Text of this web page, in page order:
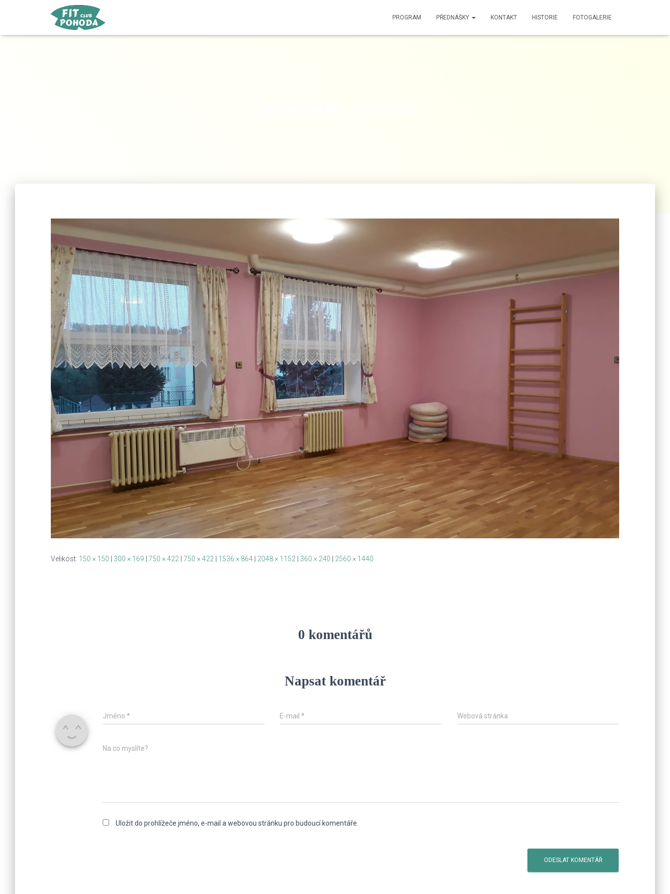
PROGRAM PŘEDNÁŠKY KONTAKT HISTORIE FOTOGALERIE
Velikost: 150 × 150 300 × 169 750 × 422 750 × 422 1536 × 864 2048 × 1152 360 × 240 2560 × 1440
0 komentářů
Napsat komentář
Jméno * E-mail* Webová stránka
Na co myslíte?
Uložit do prohlížeče jméno, e-mail a webovou stránku pro budoucí komentáře.